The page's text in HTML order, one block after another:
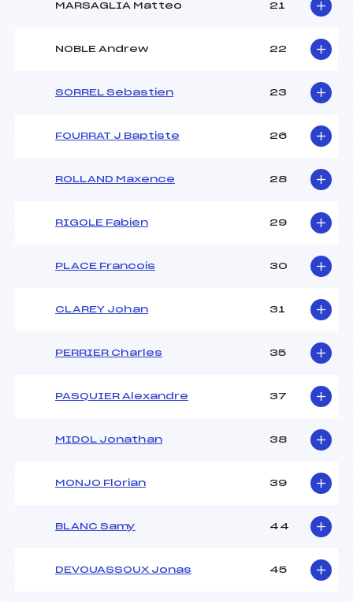
MARSAGLIA Matteo 21
NOBLE Andrew 22
SORREL Sebastien 23
FOURRAT J Baptiste 26
ROLLAND Maxence 28
RIGOLE Fabien 29
PLACE Francois 30
CLAREY Johan 31
PERRIER Charles 35
PASQUIER Alexandre 37
MIDOL Jonathan 38
MONJO Florian 39
BLANC Samy 44
DEVOUASSOUX Jonas 45